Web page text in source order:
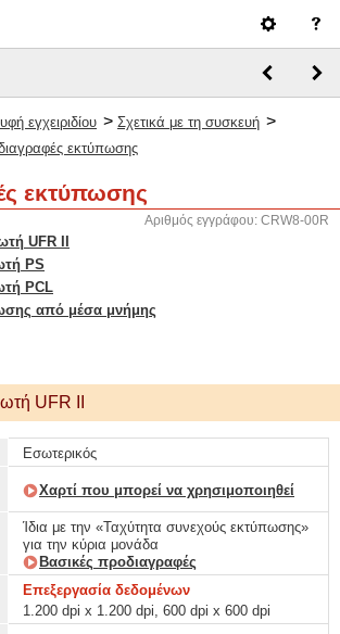
εγχειριδίου > Σχετικά με τη συσκευή >
εκτύπωσης
εκτύπωσης
Αριθμός εγγράφου: CRW8-00R
UFR II
PS
PCL
από μέσα μνήμης
UFR II
Εσωτερικός
Χαρτί που μπορεί να χρησιμοποιηθεί
Ίδια με την «Ταχύτητα συνεχούς εκτύπωσης»
για την κύρια μονάδα
Βασικές προδιαγραφές
Επεξεργασία δεδομένων
1.200 dpi x 1.200 dpi, 600 dpi x 600 dpi